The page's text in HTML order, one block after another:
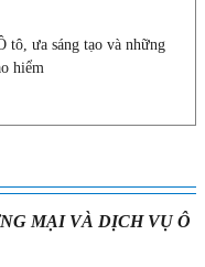
tô, ưa sáng tạo và những
hiểm
MẠI VÀ DỊCH VỤ Ô